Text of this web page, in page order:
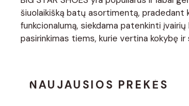
šiuolaikišką batų asortimentą, pradedant
funkcionalumą, siekdama patenkinti
pasirinkimas tiems, kurie vertina kokybę ir
NAUJAUSIOS PREKĖS